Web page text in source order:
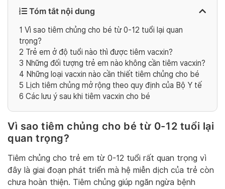
Tóm tắt nội dung
1 Vì sao tiêm chủng cho bé từ 0-12 tuổi lại quan
trọng?
2 Trẻ em ở độ tuổi nào thì được tiêm vacxin?
3 Những đối tượng trẻ em nào không cần tiêm vacxin?
4 Những loại vacxin nào cần thiết tiêm chủng cho bé
5 Lịch tiêm chủng mở rộng theo quy định của Bộ Y tế
6 Các lưu ý sau khi tiêm vacxin cho bé
Vì sao tiêm chủng cho bé từ 0-12 tuổi lại
quan trọng?
Tiêm chủng cho trẻ em từ 0-12 tuổi rất quan trọng vì
đây là giai đoạn phát triển mà hệ miễn dịch của trẻ còn
chưa hoàn thiện. Tiêm chủng giúp ngăn ngừa bệnh